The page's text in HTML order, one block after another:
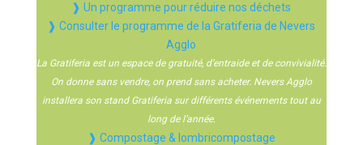
❱ Un programme pour réduire nos déchets
❱ Consulter le programme de la Gratiferia de Nevers
Agglo
La Gratiferia est un espace de gratuité, d’entraide et de convivialité.
On donne sans vendre, on prend sans acheter. Nevers Agglo
installera son stand Gratiferia sur différents événements tout au
long de l’année.
❱ Compostage & lombricompostage